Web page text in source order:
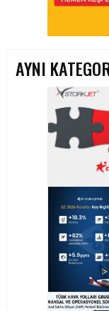
AYNI